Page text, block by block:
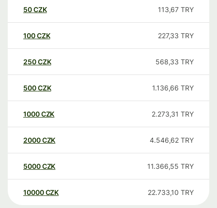
50CZK 113,67 TRY
100CZK 227,33 TRY
250CZK 568,33 TRY
500CZK 1.136,66 TRY
1000CZK 2.273,31 TRY
2000CZK 4.546,62 TRY
5000CZK 11.366,55 TRY
10000 CZK 22.733,10 TRY